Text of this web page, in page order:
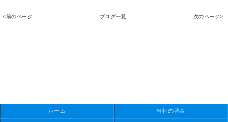
<前のページ ブログ一覧 次のページ>
ホーム 当社の強み